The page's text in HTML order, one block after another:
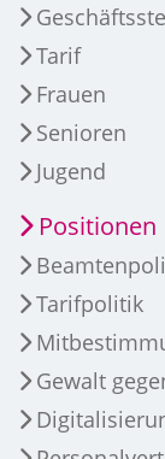
Tarif
Frauen
Senioren
Jugend
Positionen
Tarifpolitik
Gewalt